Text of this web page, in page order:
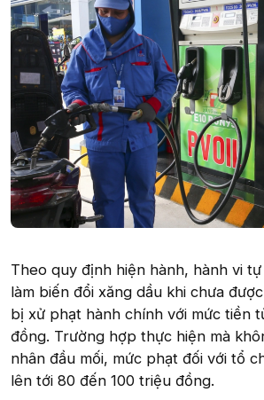
Theo quy định hiện hành, hành vi
làm biến đổi xăng dầu khi chưa
bị xử phạt hành chính với mức tiền
đồng. Trường hợp thực hiện mà
nhân đầu mối, mức phạt đối với tổ
lên tới 80 đến 100 triệu đồng.